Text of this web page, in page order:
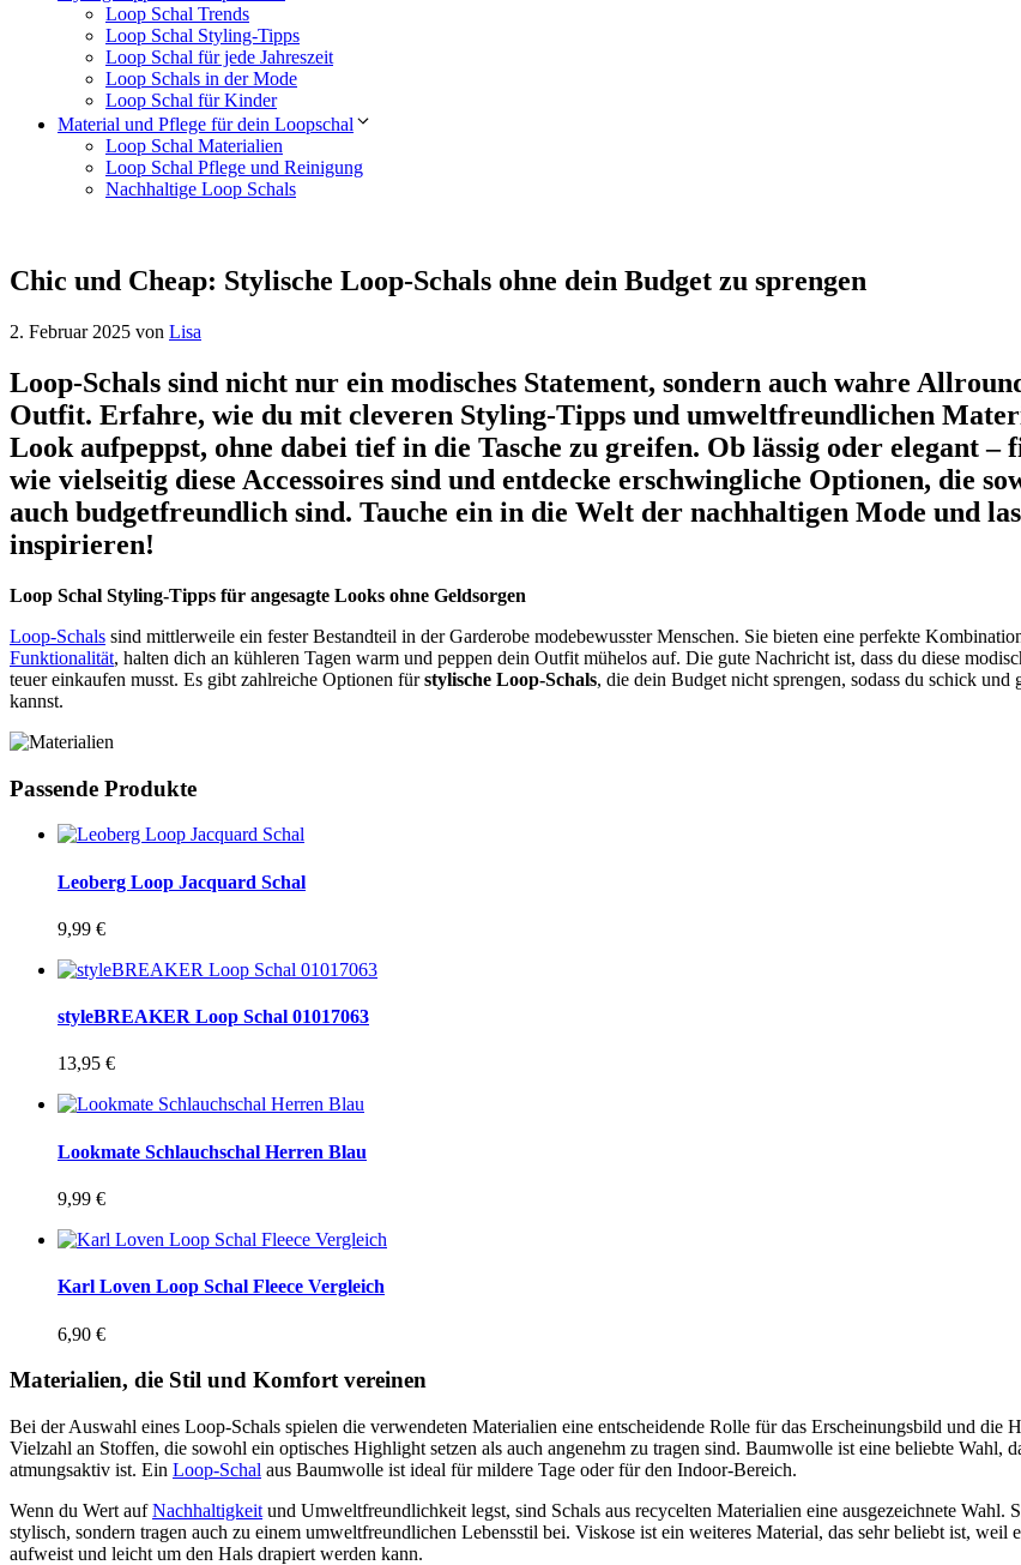
Loop Schal Trends
Loop Schal Styling-Tipps
Loop Schal für jede Jahreszeit
Loop Schals in der Mode
Loop Schal für Kinder
Material und Pflege für dein Loopschal
Loop Schal Materialien
Loop Schal Pflege und Reinigung
Nachhaltige Loop Schals
Chic und Cheap: Stylische Loop-Schals ohne dein Budget zu sprengen
2. Februar 2025 von Lisa
Loop-Schals sind nicht nur ein modisches Statement, sondern auch wahre
Outfit. Erfahre, wie du mit cleveren Styling-Tipps und umweltfreundlichen
Look aufpeppst, ohne dabei tief in die Tasche zu greifen. Ob lässig oder elegant –
wie vielseitig diese Accessoires sind und entdecke erschwingliche Optionen, die
auch budgetfreundlich sind. Tauche ein in die Welt der nachhaltigen Mode und
inspirieren!
Loop Schal Styling-Tipps für angesagte Looks ohne Geldsorgen
Loop-Schals sind mittlerweile ein fester Bestandteil in der Garderobe modebewusster Menschen. Sie bieten eine perfekte
Funktionalität, halten dich an kühleren Tagen warm und peppen dein Outfit mühelos auf. Die gute Nachricht ist, dass du diese
teuer einkaufen musst. Es gibt zahlreiche Optionen fürstylische Loop-Schals, die dein Budget nicht sprengen, sodass du schick und
kannst.
Passende Produkte
Leoberg Loop Jacquard Schal
9,99 €
styleBREAKER Loop Schal 01017063
13,95 €
Lookmate Schlauchschal Herren Blau
9,99 €
Karl Loven Loop Schal Fleece Vergleich
6,90 €
Materialien, die Stil und Komfort vereinen
Bei der Auswahl eines Loop-Schals spielen die verwendeten Materialien eine entscheidende Rolle für das Erscheinungsbild und die
Vielzahl an Stoffen, die sowohl ein optisches Highlight setzen als auch angenehm zu tragen sind. Baumwolle ist eine beliebte Wahl,
atmungsaktiv ist. Ein Loop-Schal aus Baumwolle ist ideal für mildere Tage oder für den Indoor-Bereich.
Wenn du Wert aufNachhaltigkeit und Umweltfreundlichkeit legst, sind Schals aus recycelten Materialien eine ausgezeichnete Wahl.
stylisch, sondern tragen auch zu einem umweltfreundlichen Lebensstil bei. Viskose ist ein weiteres Material, das sehr beliebt ist, weil
aufweist und leicht um den Hals drapiert werden kann.